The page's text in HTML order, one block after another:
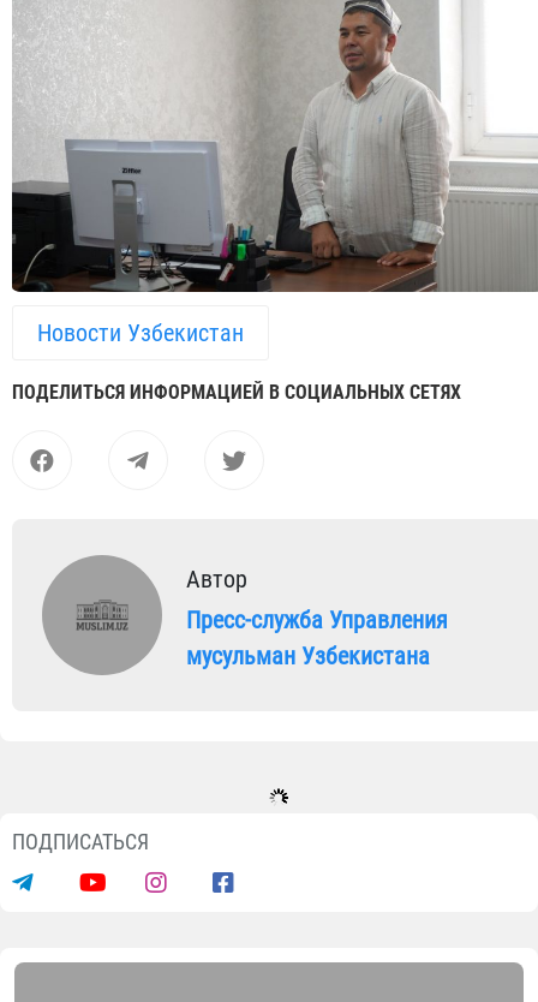
Новости Узбекистан
ПОДЕЛИТЬСЯ ИНФОРМАЦИЕЙ В СОЦИАЛЬНЫХ СЕТЯХ
Автор
Пресс-служба Управления
мусульман Узбекистана
ПОДПИСАТЬСЯ